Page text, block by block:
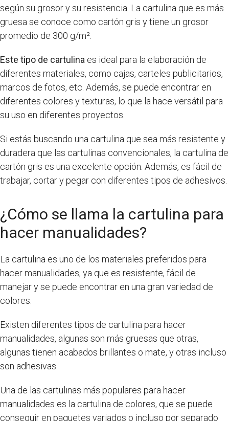
según su grosor y su resistencia. La cartulina que es más
gruesa se conoce como cartón gris y tiene un grosor
promedio de 300 g/m².
Este tipo de cartulina es ideal para la elaboración de
diferentes materiales, como cajas, carteles publicitarios,
marcos de fotos, etc. Además, se puede encontrar en
diferentes colores y texturas, lo que la hace versátil para
su uso en diferentes proyectos.
Si estás buscando una cartulina que sea más resistente y
duradera que las cartulinas convencionales, la cartulina de
cartón gris es una excelente opción. Además, es fácil de
trabajar, cortar y pegar con diferentes tipos de adhesivos.
¿Cómo se llama la cartulina para
hacer manualidades?
La cartulina es uno de los materiales preferidos para
hacer manualidades, ya que es resistente, fácil de
manejar y se puede encontrar en una gran variedad de
colores.
Existen diferentes tipos de cartulina para hacer
manualidades, algunas son más gruesas que otras,
algunas tienen acabados brillantes o mate, y otras incluso
son adhesivas.
Una de las cartulinas más populares para hacer
manualidades es la cartulina de colores, que se puede
conseguir en paquetes variados o incluso por separado